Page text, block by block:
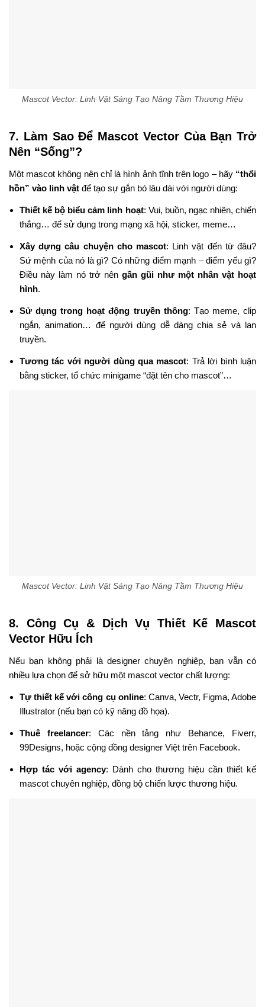
Mascot Vector: Linh Vật Sáng Tạo Nâng Tầm Thương Hiệu
7. Làm Sao Để Mascot Vector Của Bạn Trở
Nên “Sống”?
Một mascot không nên chỉ là hình ảnh tĩnh trên logo – hãy “thổi
hồn” vào linh vật để tạo sự gắn bó lâu dài với người dùng:
Thiết kế bộ biểu cảm linh hoạt: Vui, buồn, ngạc nhiên, chiến
thắng… để sử dụng trong mạng xã hội, sticker, meme…
Xây dựng câu chuyện cho mascot: Linh vật đến từ đâu?
Sứ mệnh của nó là gì? Có những điểm mạnh – điểm yếu gì?
Điều này làm nó trở nên gần gũi như một nhân vật hoạt
hình.
Sử dụng trong hoạt động truyền thông: Tạo meme, clip
ngắn, animation… để người dùng dễ dàng chia sẻ và lan
truyền.
Tương tác với người dùng qua mascot: Trả lời bình luận
bằng sticker, tổ chức minigame “đặt tên cho mascot”…
Mascot Vector: Linh Vật Sáng Tạo Nâng Tầm Thương Hiệu
8. Công Cụ & Dịch Vụ Thiết Kế Mascot
Vector Hữu Ích
Nếu bạn không phải là designer chuyên nghiệp, bạn vẫn có
nhiều lựa chọn để sở hữu một mascot vector chất lượng:
Tự thiết kế với công cụ online: Canva, Vectr, Figma, Adobe
Illustrator (nếu bạn có kỹ năng đồ họa).
Thuê freelancer: Các nền tảng như Behance, Fiverr,
99Designs, hoặc cộng đồng designer Việt trên Facebook.
Hợp tác với agency: Dành cho thương hiệu cần thiết kế
mascot chuyên nghiệp, đồng bộ chiến lược thương hiệu.